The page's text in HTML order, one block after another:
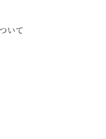
はこちら
いて